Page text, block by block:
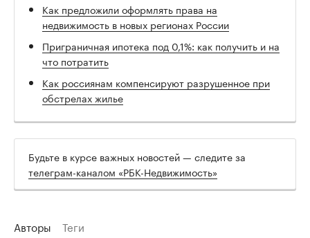
Как предложили оформлять права на
недвижимость в новых регионах России
Приграничная ипотека под 0,1%: как получить и на
что потратить
Как россиянам компенсируют разрушенное при
обстрелах жилье
Будьте в курсе важных новостей — следите за
телеграм-каналом «РБК-Недвижимость»
Авторы Теги